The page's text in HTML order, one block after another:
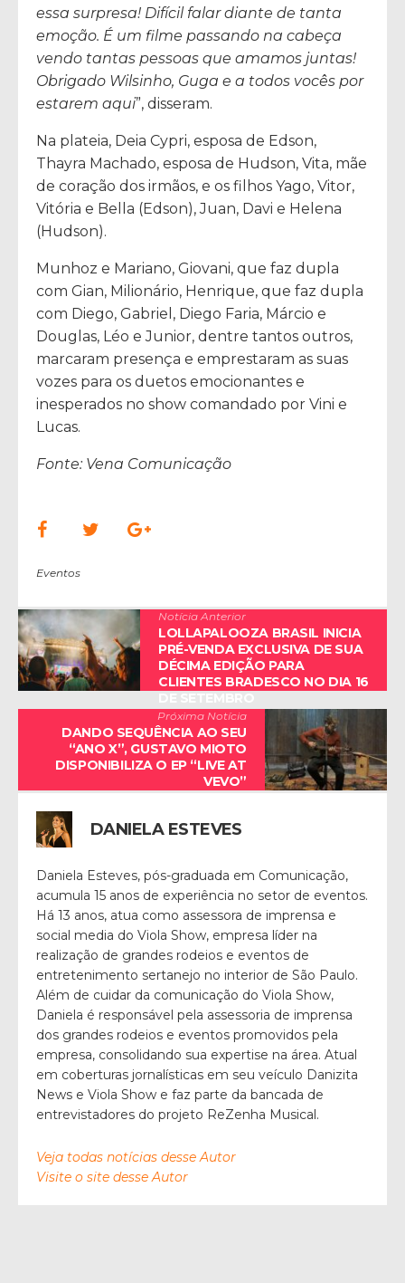
essa surpresa! Difícil falar diante de tanta
emoção. É um filme passando na cabeça
vendo tantas pessoas que amamos juntas!
Obrigado Wilsinho, Guga e a todos vocês por
estarem aqui”, disseram.
Na plateia, Deia Cypri, esposa de Edson,
Thayra Machado, esposa de Hudson, Vita, mãe
de coração dos irmãos, e os filhos Yago, Vitor,
Vitória e Bella (Edson), Juan, Davi e Helena
(Hudson).
Munhoz e Mariano, Giovani, que faz dupla
com Gian, Milionário, Henrique, que faz dupla
com Diego, Gabriel, Diego Faria, Márcio e
Douglas, Léo e Junior, dentre tantos outros,
marcaram presença e emprestaram as suas
vozes para os duetos emocionantes e
inesperados no show comandado por Vini e
Lucas.
Fonte: Vena Comunicação
Eventos
Notícia Anterior
LOLLAPALOOZA BRASIL INICIA
PRÉ-VENDA EXCLUSIVA DE SUA
DÉCIMA EDIÇÃO PARA
CLIENTES BRADESCO NO DIA 16
Próxima Notícia
DANDO SEQUÊNCIA AO SEU
“ANO X”, GUSTAVO MIOTO
DISPONIBILIZA O EP “LIVE AT
VEVO”
DANIELA ESTEVES
Daniela Esteves, pós-graduada em Comunicação,
acumula 15 anos de experiência no setor de eventos.
Há 13 anos, atua como assessora de imprensa e
social media do Viola Show, empresa líder na
realização de grandes rodeios e eventos de
entretenimento sertanejo no interior de São Paulo.
Além de cuidar da comunicação do Viola Show,
Daniela é responsável pela assessoria de imprensa
dos grandes rodeios e eventos promovidos pela
empresa, consolidando sua expertise na área. Atual
em coberturas jornalísticas em seu veículo Danizita
News e Viola Show e faz parte da bancada de
entrevistadores do projeto ReZenha Musical.
Veja todas notícias desse Autor
Visite o site desse Autor